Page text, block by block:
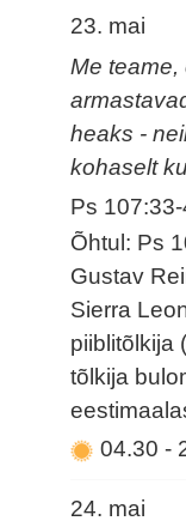
23. mai
Me teame,
heaks -
kohaselt
Ps
Õhtul: Ps
Gustav
Sierra
piiblitõlkija
tõlkija
04.30-
24. mai